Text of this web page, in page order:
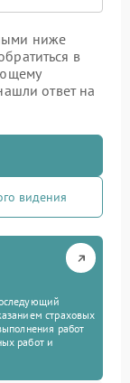
ниже
в
ответ на
видения
страховых
работ
работ и